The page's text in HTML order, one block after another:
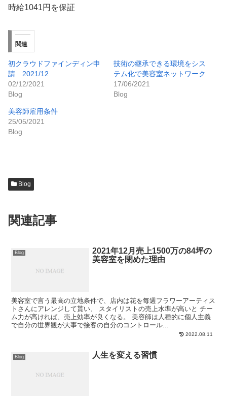
時給1041円を保証
関連
初クラウドファインディン申
請 2021/12
02/12/2021
Blog
技術の継承できる環境をシス
テム化で美容室ネットワーク
17/06/2021
Blog
美容師雇用条件
25/05/2021
Blog
Blog
関連記事
Blog
2021年12月売上1500万の84坪の
美容室を閉めた理由
美容室で言う最高の立地条件で、店内は花を毎週フラワーアーティス
トさんにアレンジして貰い、 スタイリストの売上水準が高いと チー
ム力が高ければ、売上効率が良くなる。 美容師は人種的に個人主義
で自分の世界観が大事で接客の自分のコントロール...
2022.08.11
Blog 人生を変える習慣